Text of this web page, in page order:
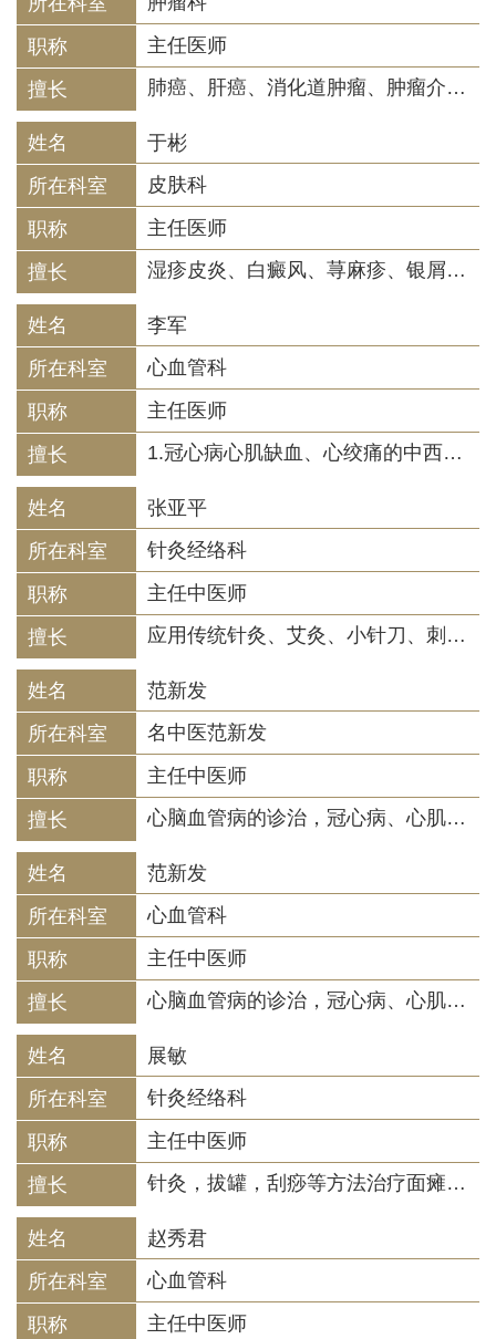
主任医师
肺癌、肝癌、消化道肿瘤、肿瘤介入治疗、黑色素瘤、脑瘤、泌尿系肿瘤。
于彬
皮肤科
主任医师
湿疹皮炎、白癜风、荨麻疹、银屑病、痤疮、疱疹、损美性皮肤病、皮肤肿瘤以及乳腺癌、肺癌等恶性肿瘤放化疗后出现的皮肤疾病；通过临床实践与科研相结合，对特应性皮炎等皮肤变态反应性疾病的发病机理进行了深入研究。
李军
心血管科
主任医师
1.冠心病心肌缺血、心绞痛的中西医治疗；心肌梗死中药联合介入治疗；不能支架或搭桥的冠心病应用中医治疗；冠心病支架术后、或搭桥术后仍有胸痛等不适症状用中医治疗；2.各种心律失常、扩张性心肌病、心力衰竭、高血压病的中医治疗。
张亚平
针灸经络科
主任中医师
应用传统针灸、艾灸、小针刀、刺络拔罐、放血等既具中医特色又有特殊疗效的方法治疗中风、面瘫、颈椎病、腰椎间盘突出、坐骨神经痛、脑中风、半身不遂、前列腺肥大、尿潴留等内外科诸症，三叉神经痛、失眠、抑郁症等疑难杂症，并独创升阳补气针灸理论在临床中广泛应用。
范新发
名中医范新发
主任中医师
心脑血管病的诊治，冠心病、心肌炎、高血压、脑血管病、胆心综合征、更年期综合征等出现心绞痛、心肌缺血、心律失常、心悸心烦、胸闷气短、失眠多梦、头晕头痛、目眩耳鸣、四肢麻木等。
范新发
心血管科
主任中医师
心脑血管病的诊治，冠心病、心肌炎、高血压、脑血管病、胆心综合征、更年期综合征等出现心绞痛、心肌缺血、心律失常、心悸心烦、胸闷气短、失眠多梦、头晕头痛、目眩耳鸣、四肢麻木等。
展敏
针灸经络科
主任中医师
针灸，拔罐，刮痧等方法治疗面瘫、三叉神经痛、颈肩腰腿疼痛及麻木、中风后遗症、滑膜炎、偏头痛、眩晕、耳鸣，消化系统疾病，植物神经功能失调等。
赵秀君
心血管科
主任中医师